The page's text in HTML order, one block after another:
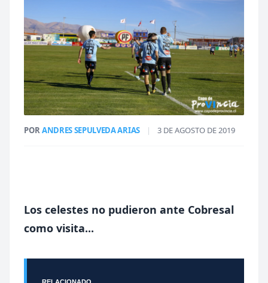
PORANDRES SEPULVEDA ARIAS | 3 DE AGOSTO DE 2019
Los celestes no pudieron ante Cobresal
como visita...